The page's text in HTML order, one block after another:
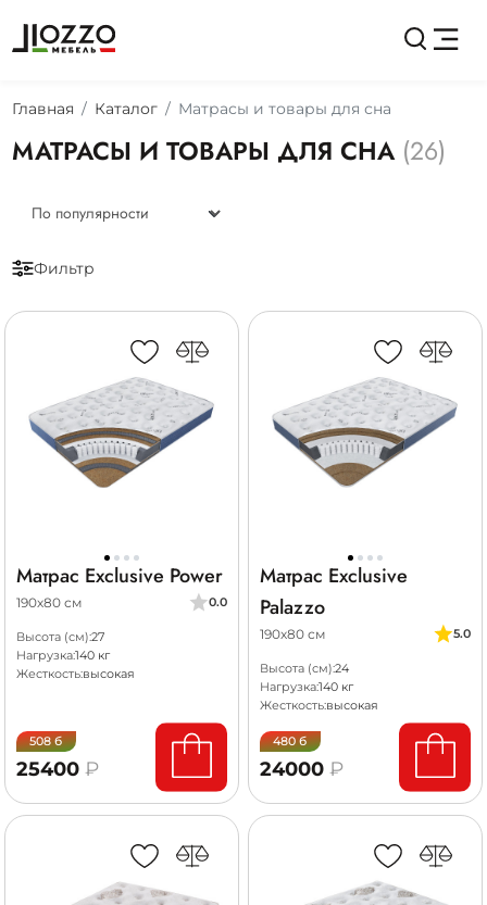
Главная Каталог Матрасы и товары для сна
МАТРАСЫ И ТОВАРЫ ДЛЯ СНА (26)
Фильтр
Матрас Exclusive Power
190х80 см 0.0
Высота (см):27
Нагрузка:140 кг
Жесткость:высокая
508 б
25400₽
Матрас Exclusive
Palazzo
190х80 см 5.0
Высота (см):24
Нагрузка:140 кг
Жесткость:высокая
480 б
24000₽